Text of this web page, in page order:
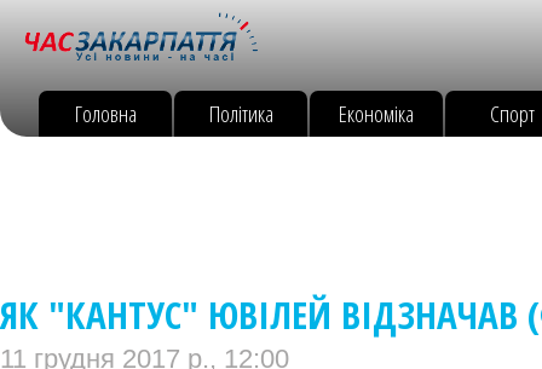
Головна Політика Економіка Спорт
ЯК "КАНТУС" ЮВІЛЕЙ ВІДЗНАЧАВ
11 грудня 2017 р., 12:00